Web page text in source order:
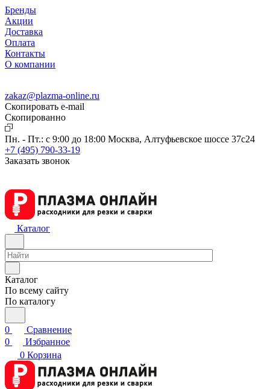
Бренды
Акции
Доставка
Оплата
Контакты
О компании
zakaz@plazma-online.ru
Скопировать e-mail
Cкопированно
Пн. - Пт.: с 9:00 до 18:00 Москва, Алтуфьевское шоссе 37с24
+7 (495) 790-33-19
Заказать звонок
Каталог
Каталог
По всему сайту
По каталогу
0
Сравнение
0
Избранное
0 Корзина